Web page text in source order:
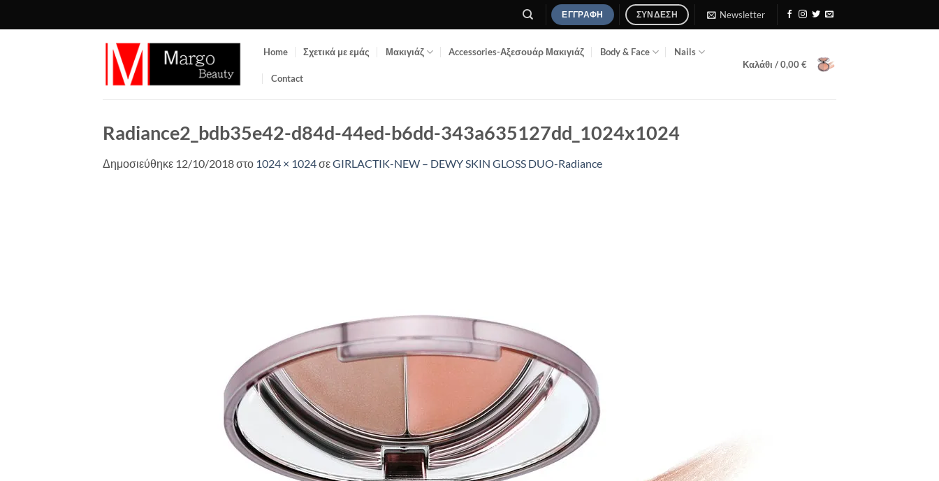
ΕΓΓΡΑΦΉ ΣΎΝΔΕΣΗ Newsletter
Home Σχετικά με εμάς Μακιγιάζ Accessories-Αξεσουάρ Μακιγιάζ Body & Face Nails
Contact
Καλάθι /0,00€
Radiance2_bdb35e42-d84d-44ed-b6dd-343a635127dd_1024x1024
Δημοσιεύθηκε 12/10/2018στο 1024 × 1024σεGIRLACTIK-NEW – DEWY SKIN GLOSS DUO-Radiance